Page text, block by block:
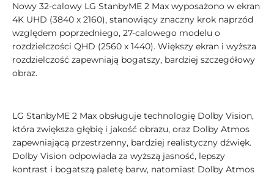
Nowy 32-calowy LG StanbyME 2 Max wyposażono w ekran
4K UHD (3840 x 2160), stanowiący znaczny krok naprzód
względem poprzedniego, 27-calowego modelu o
rozdzielczości QHD (2560 x 1440). Większy ekran i wyższa
rozdzielczość zapewniają bogatszy, bardziej szczegółowy
obraz.
LG StanbyME 2 Max obsługuje technologię Dolby Vision,
która zwiększa głębię i jakość obrazu, oraz Dolby Atmos
zapewniającą przestrzenny, bardziej realistyczny dźwięk.
Dolby Vision odpowiada za wyższą jasność, lepszy
kontrast i bogatszą paletę barw, natomiast Dolby Atmos